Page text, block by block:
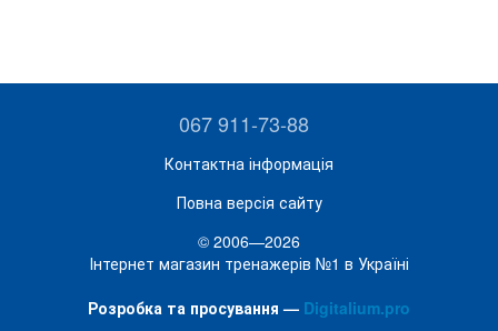
067 911-73-88
Контактна інформація
Повна версія сайту
© 2006—2026
Інтернет магазин тренажерів №1 в Україні
Розробка та просування — Digitalium.pro